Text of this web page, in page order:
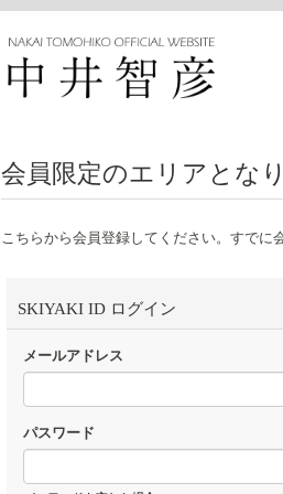
会員限定のエリアとなり
こちらから会員登録してください。すでに
SKIYAKI ID ログイン
メールアドレス
パスワード